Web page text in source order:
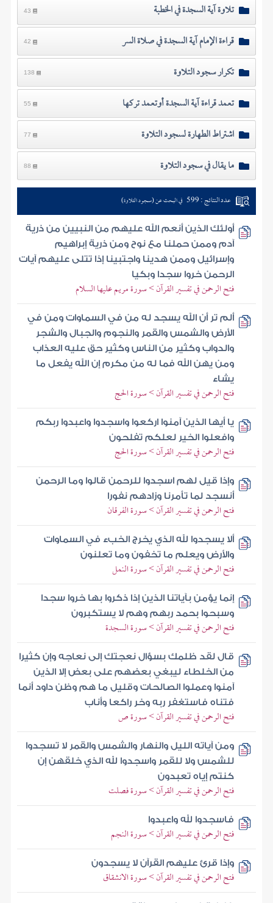
تلاوة آية السجدة في الخطبة 43
قراءة الإمام آية السجدة في صلاة السر 42
تكرار سجود التلاوة 138
تعمد قراءة آية السجدة أوتعمد تركها 55
اشتراط الطهارة لسجود التلاوة 77
ما يقال في سجود التلاوة 88
عدد النتائج : 599 في البحث عن (سجود التلاوة)
أولئك الذين أنعم الله عليهم من النبيين من ذرية
آدم وممن حملنا مع نوح ومن ذرية إبراهيم
وإسرائيل وممن هدينا واجتبينا إذا تتلى عليهم آيات
الرحمن خروا سجدا وبكيا
فتح الرحمن في تفسير القرآن > سورة مريم عليها السلام
ألم تر أن الله يسجد له من في السماوات ومن في
الأرض والشمس والقمر والنجوم والجبال والشجر
والدواب وكثير من الناس وكثير حق عليه العذاب
ومن يهن الله فما له من مكرم إن الله يفعل ما
يشاء
فتح الرحمن في تفسير القرآن > سورة الحج
يا أيها الذين آمنوا اركعوا واسجدوا واعبدوا ربكم
وافعلوا الخير لعلكم تفلحون
فتح الرحمن في تفسير القرآن > سورة الحج
وإذا قيل لهم اسجدوا للرحمن قالوا وما الرحمن
أنسجد لما تأمرنا وزادهم نفورا
فتح الرحمن في تفسير القرآن > سورة الفرقان
ألا يسجدوا لله الذي يخرج الخبء في السماوات
والأرض ويعلم ما تخفون وما تعلنون
فتح الرحمن في تفسير القرآن > سورة النمل
إنما يؤمن بآياتنا الذين إذا ذكروا بها خروا سجدا
وسبحوا بحمد ربهم وهم لا يستكبرون
فتح الرحمن في تفسير القرآن > سورة السجدة
قال لقد ظلمك بسؤال نعجتك إلى نعاجه وإن كثيرا
من الخلطاء ليبغي بعضهم على بعض إلا الذين
آمنوا وعملوا الصالحات وقليل ما هم وظن داود أنما
فتناه فاستغفر ربه وخر راكعا وأناب
فتح الرحمن في تفسير القرآن > سورة ص
ومن آياته الليل والنهار والشمس والقمر لا تسجدوا
للشمس ولا للقمر واسجدوا لله الذي خلقهن إن
كنتم إياه تعبدون
فتح الرحمن في تفسير القرآن > سورة فصلت
فاسجدوا لله واعبدوا
فتح الرحمن في تفسير القرآن > سورة النجم
وإذا قرئ عليهم القرآن لا يسجدون
فتح الرحمن في تفسير القرآن > سورة الانشقاق